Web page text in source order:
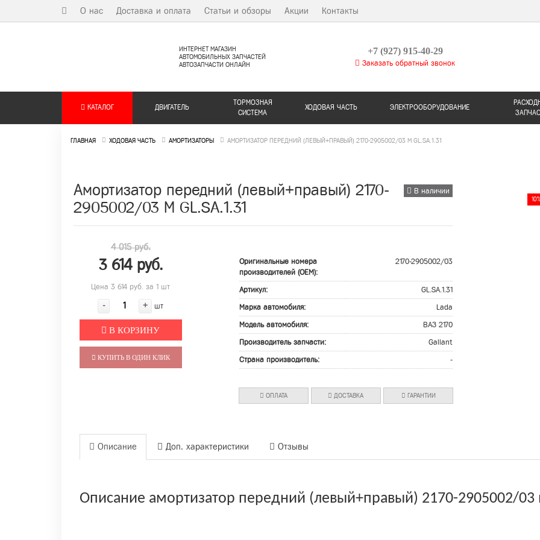
О нас Доставка и оплата Статьи и обзоры Акции Контакты
ИНТЕРНЕТ МАГАЗИН
АВТОМОБИЛЬНЫХ ЗАПЧАСТЕЙ
АВТОЗАПЧАСТИ ОНЛАЙН
+7 (927) 915-40-29
Заказать обратный звонок
КАТАЛОГ ДВИГАТЕЛЬ
ТОРМОЗНАЯ
СИСТЕМА
ХОДОВАЯ ЧАСТЬ ЭЛЕКТРООБОРУДОВАНИЕ
ГЛАВНАЯ ХОДОВАЯ ЧАСТЬ АМОРТИЗАТОРЫ АМОРТИЗАТОР ПЕРЕДНИЙ (ЛЕВЫЙ+ПРАВЫЙ) 2170-2905002/03 M GL.SA.1.31
В наличии
Амортизатор передний (левый+правый) 2170-
2905002/03 M GL.SA.1.31
4 015 руб.
3 614 руб.
Цена 3 614 руб. за 1 шт
- + шт
В КОРЗИНУ
КУПИТЬ В ОДИН КЛИК
Оригинальные номера
производителей (OEM):
2170-2905002/03
Артикул: GL.SA.1.31
Марка автомобиля: Lada
Модель автомобиля: ВАЗ 2170
Производитель запчасти: Gallant
Страна производитель: -
ОПЛАТА ДОСТАВКА ГАРАНТИИ
Описание Доп. характеристики Отзывы
Описание амортизатор передний (левый+правый) 2170-2905002/03